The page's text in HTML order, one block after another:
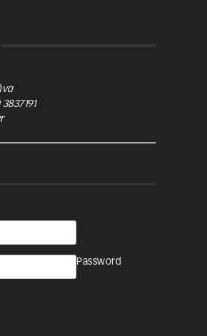
3837191
Password